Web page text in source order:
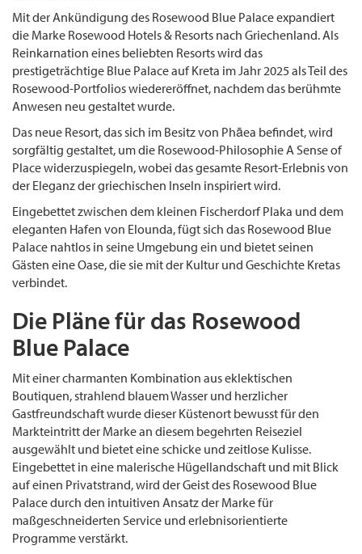
Mit der Ankündigung des Rosewood Blue Palace expandiert
die Marke Rosewood Hotels & Resorts nach Griechenland. Als
Reinkarnation eines beliebten Resorts wird das
prestigeträchtige Blue Palace auf Kreta im Jahr 2025 als Teil des
Rosewood-Portfolios wiedereröffnet, nachdem das berühmte
Anwesen neu gestaltet wurde.
Das neue Resort, das sich im Besitz von Phāea befindet, wird
sorgfältig gestaltet, um die Rosewood-Philosophie A Sense of
Place widerzuspiegeln, wobei das gesamte Resort-Erlebnis von
der Eleganz der griechischen Inseln inspiriert wird.
Eingebettet zwischen dem kleinen Fischerdorf Plaka und dem
eleganten Hafen von Elounda, fügt sich das Rosewood Blue
Palace nahtlos in seine Umgebung ein und bietet seinen
Gästen eine Oase, die sie mit der Kultur und Geschichte Kretas
verbindet.
Die Pläne für das Rosewood
Blue Palace
Mit einer charmanten Kombination aus eklektischen
Boutiquen, strahlend blauem Wasser und herzlicher
Gastfreundschaft wurde dieser Küstenort bewusst für den
Markteintritt der Marke an diesem begehrten Reiseziel
ausgewählt und bietet eine schicke und zeitlose Kulisse.
Eingebettet in eine malerische Hügellandschaft und mit Blick
auf einen Privatstrand, wird der Geist des Rosewood Blue
Palace durch den intuitiven Ansatz der Marke für
maßgeschneiderten Service und erlebnisorientierte
Programme verstärkt.